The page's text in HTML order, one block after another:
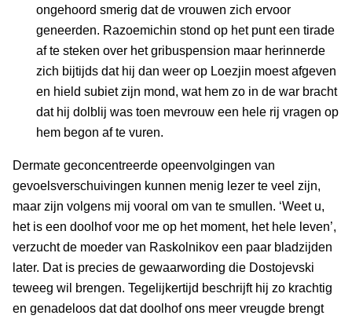
ongehoord smerig dat de vrouwen zich ervoor
geneerden. Razoemichin stond op het punt een tirade
af te steken over het gribuspension maar herinnerde
zich bijtijds dat hij dan weer op Loezjin moest afgeven
en hield subiet zijn mond, wat hem zo in de war bracht
dat hij dolblij was toen mevrouw een hele rij vragen op
hem begon af te vuren.
Dermate geconcentreerde opeenvolgingen van
gevoelsverschuivingen kunnen menig lezer te veel zijn,
maar zijn volgens mij vooral om van te smullen. ‘Weet u,
het is een doolhof voor me op het moment, het hele leven’,
verzucht de moeder van Raskolnikov een paar bladzijden
later. Dat is precies de gewaarwording die Dostojevski
teweeg wil brengen. Tegelijkertijd beschrijft hij zo krachtig
en genadeloos dat dat doolhof ons meer vreugde brengt